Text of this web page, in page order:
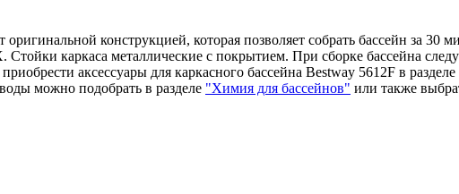
конструкцией, которая позволяет собрать бассейн за 30
Стойки каркаса металлические с покрытием. При сборке бассейна
аксессуары для каркасного бассейна Bestway 5612F в разделе
можно подобрать в разделе "Химия для бассейнов" или также